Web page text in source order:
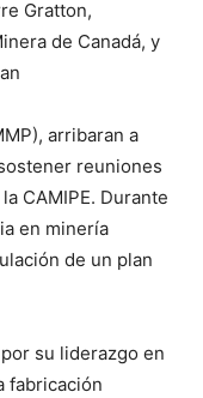
Gratton,
de Canadá, y
arribaran a
reuniones
CAMIPE. Durante
en minería
de un plan
su liderazgo en
fabricación